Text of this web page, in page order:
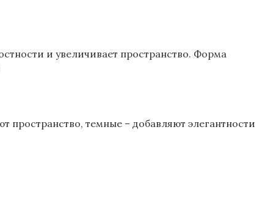
и увеличивает пространство. Форма
темные – добавляют элегантности